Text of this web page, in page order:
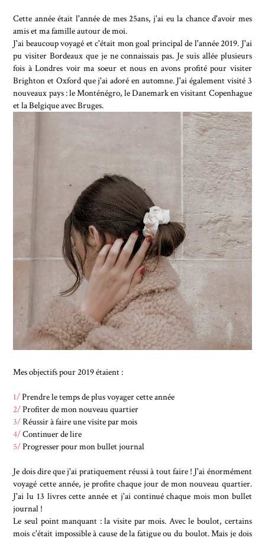
Cette année était l'année de mes 25ans, j'ai eu la chance d'avoir mes
amis et ma famille autour de moi.
J'ai beaucoup voyagé et c'était mon goal principal de l'année 2019. J'ai
pu visiter Bordeaux que je ne connaissais pas. Je suis allée plusieurs
fois à Londres voir ma soeur et nous en avons profité pour visiter
Brighton et Oxford que j'ai adoré en automne. J'ai également visité 3
nouveaux pays : le Monténégro, le Danemark en visitant Copenhague
et la Belgique avec Bruges.
Mes objectifs pour 2019 étaient :
1/Prendre le temps de plus voyager cette année
2/Profiter de mon nouveau quartier
3/Réussir à faire une visite par mois
4/Continuer de lire
5/Progresser pour mon bullet journal
Je dois dire que j'ai pratiquement réussi à tout faire ! J'ai énormément
voyagé cette année, je profite chaque jour de mon nouveau quartier.
J'ai lu 13 livres cette année et j'ai continué chaque mois mon bullet
journal !
Le seul point manquant : la visite par mois. Avec le boulot, certains
mois c'était impossible à cause de la fatigue ou du boulot. Mais je dois